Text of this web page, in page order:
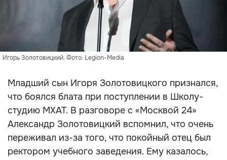
Игорь Золотовицкий. Фото: Legion-Media
Младший сын Игоря Золотовицкого признался,
что боялся блата при поступлении в Школу-
студию МХАТ. В разговоре с «Москвой 24»
Александр Золотовицкий вспомнил, что очень
переживал из-за того, что покойный отец был
ректором учебного заведения. Ему казалось,